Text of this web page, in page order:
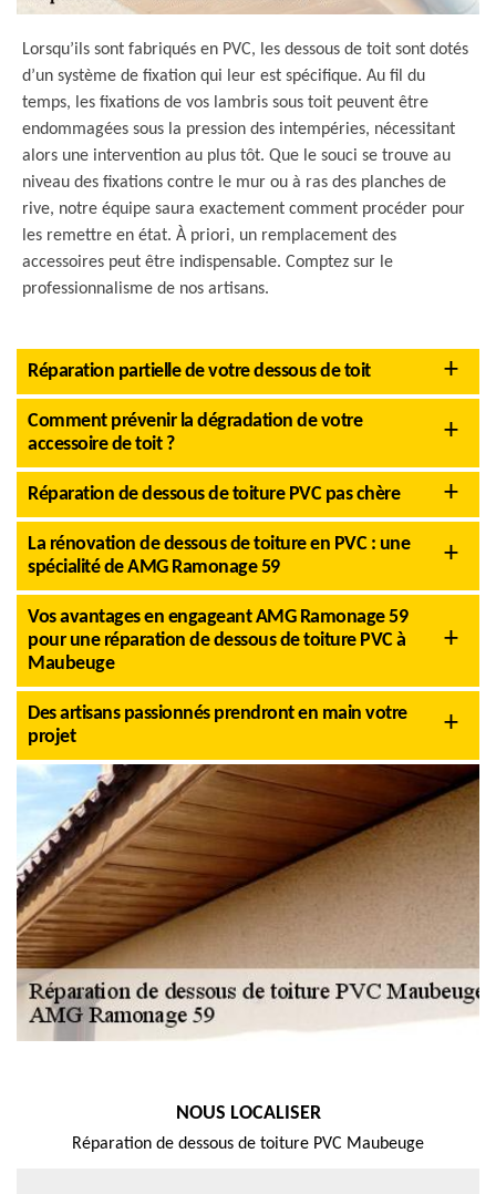
Lorsqu’ils sont fabriqués en PVC, les dessous de toit sont dotés
d’un système de fixation qui leur est spécifique. Au fil du
temps, les fixations de vos lambris sous toit peuvent être
endommagées sous la pression des intempéries, nécessitant
alors une intervention au plus tôt. Que le souci se trouve au
niveau des fixations contre le mur ou à ras des planches de
rive, notre équipe saura exactement comment procéder pour
les remettre en état. À priori, un remplacement des
accessoires peut être indispensable. Comptez sur le
professionnalisme de nos artisans.
Réparation partielle de votre dessous de toit
Comment prévenir la dégradation de votre
accessoire de toit ?
Réparation de dessous de toiture PVC pas chère
La rénovation de dessous de toiture en PVC : une
spécialité de AMG Ramonage 59
Vos avantages en engageant AMG Ramonage 59
pour une réparation de dessous de toiture PVC à
Maubeuge
Des artisans passionnés prendront en main votre
projet
NOUS LOCALISER
Réparation de dessous de toiture PVC Maubeuge